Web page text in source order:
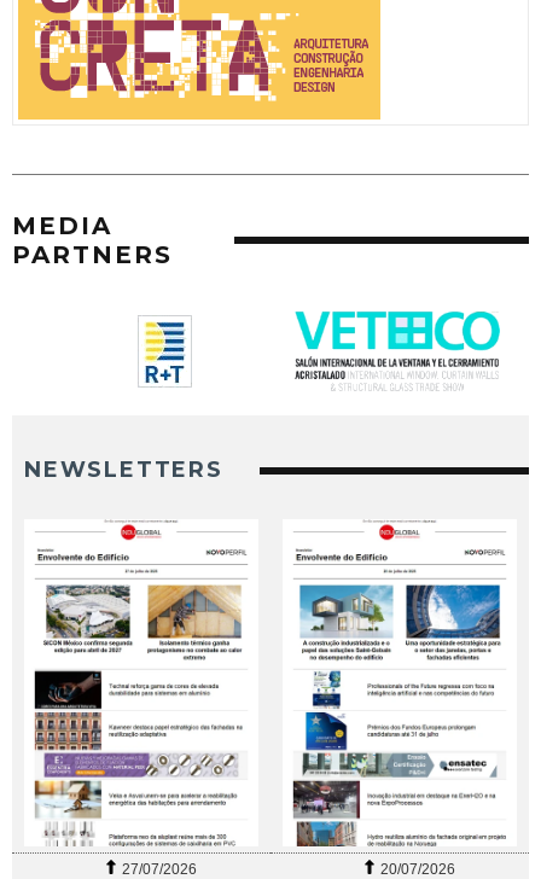
MEDIA
PARTNERS
NEWSLETTERS
27/07/2026 20/07/2026